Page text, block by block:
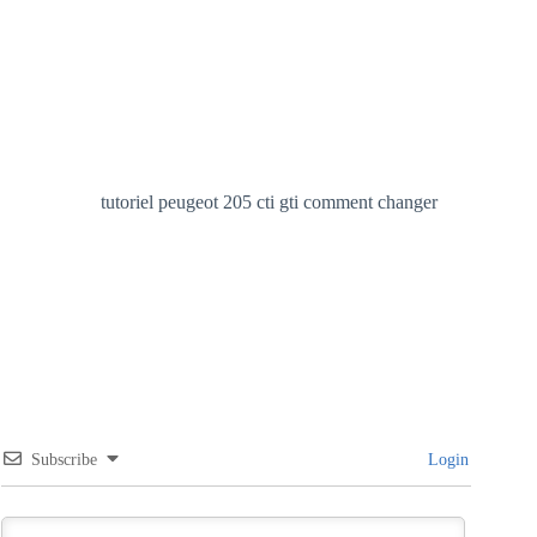
tutoriel peugeot 205 cti gti comment changer
Subscribe Login